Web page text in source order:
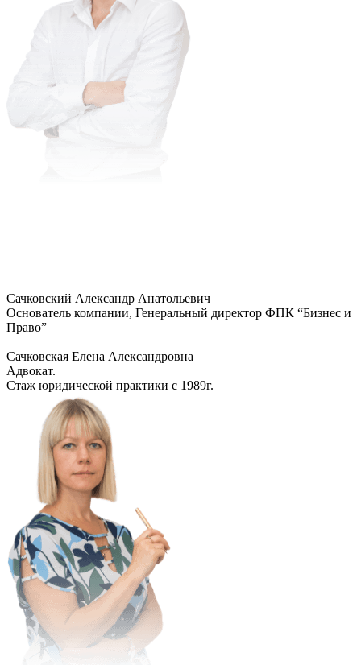
Сачковский Александр Анатольевич
Основатель компании, Генеральный директор ФПК “Бизнес и
Право”
Сачковская Елена Александровна
Адвокат.
Стаж юридической практики с 1989г.